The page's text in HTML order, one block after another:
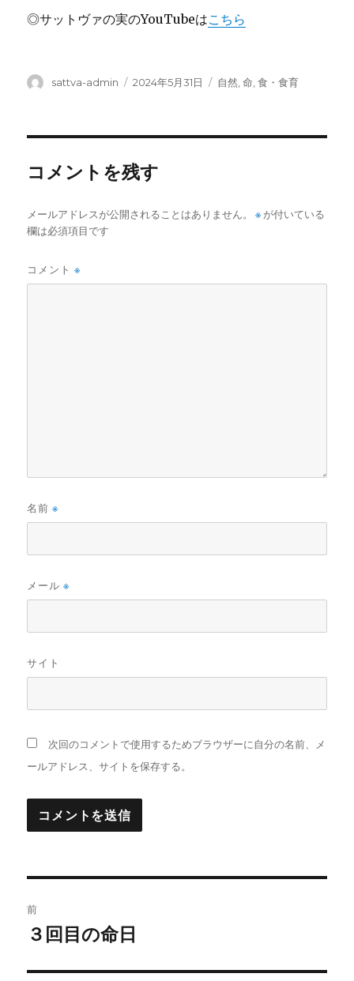
◎サットヴァの実のYouTubeはこちら
投
sattva-admin
投
2024年5月31日
カ
自然 ,命 ,食・食育
コメントを残す
メールアドレスが公開されることはありません。 ※ が付いている
欄は必須項目です
コメント※
名前※
メール※
サイト
次回のコメントで使用するためブラウザーに自分の名前、メ
ールアドレス、サイトを保存する。
稿
前
前
投
３回目の命日